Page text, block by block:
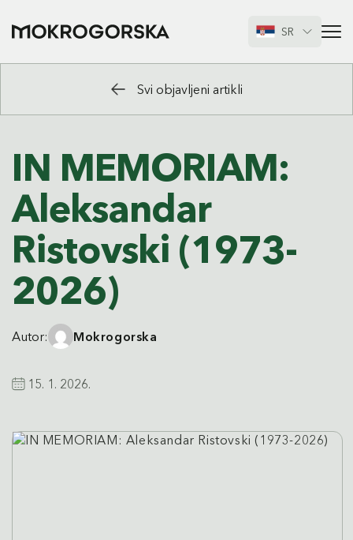
SR
Svi objavljeni artikli
IN MEMORIAM:
Aleksandar
Ristovski (1973-
2026)
Autor: Mokrogorska
15. 1. 2026.